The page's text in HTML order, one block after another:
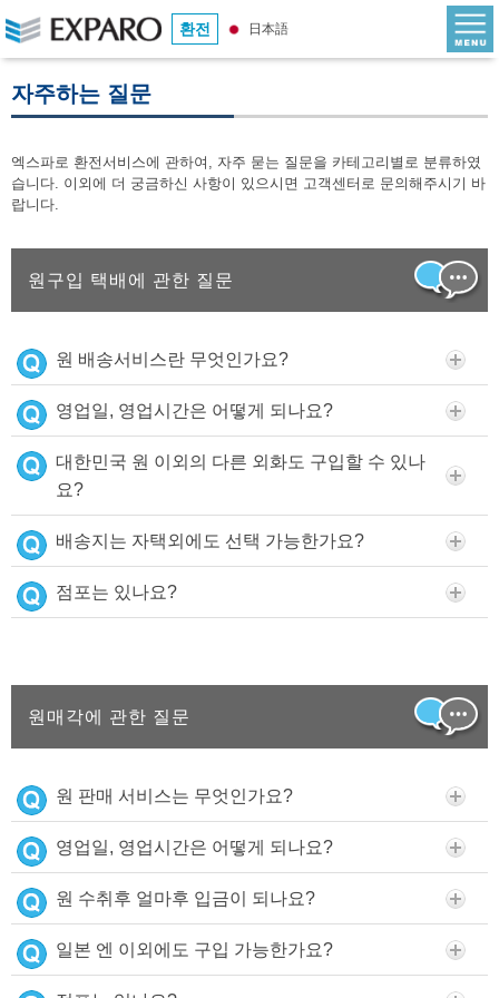
환전 日本語
자주하는 질문
엑스파로 환전서비스에 관하여, 자주 묻는 질문을 카테고리별로 분류하였
습니다. 이외에 더 궁금하신 사항이 있으시면 고객센터로 문의해주시기 바
랍니다.
원구입 택배에 관한 질문
원 배송서비스란 무엇인가요?
영업일, 영업시간은 어떻게 되나요?
대한민국 원 이외의 다른 외화도 구입할 수 있나
요?
배송지는 자택외에도 선택 가능한가요?
점포는 있나요?
원매각에 관한 질문
원 판매 서비스는 무엇인가요?
영업일, 영업시간은 어떻게 되나요?
원 수취후 얼마후 입금이 되나요?
일본 엔 이외에도 구입 가능한가요?